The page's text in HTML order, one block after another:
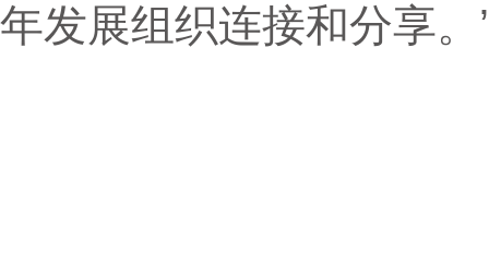
年发展组织连接和分享。